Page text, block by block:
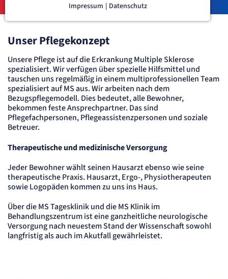
Unser Pflegekonzept
Unsere Pflege ist auf die Erkrankung Multiple Sklerose
spezialisiert. Wir verfügen über spezielle Hilfsmittel und
tauschen uns regelmäßig in einem multiprofessionellen Team
spezialisiert auf MS aus. Wir arbeiten nach dem
Bezugspflegemodell. Dies bedeutet, alle Bewohner,
bekommen feste Ansprechpartner. Das sind
Pflegefachpersonen, Pflegeassistenzpersonen und soziale
Betreuer.
Therapeutische und medizinische Versorgung
Jeder Bewohner wählt seinen Hausarzt ebenso wie seine
therapeutische Praxis. Hausarzt, Ergo-, Physiotherapeuten
sowie Logopäden kommen zu uns ins Haus.
Über die MS Tagesklinik und die MS Klinik im
Behandlungszentrum ist eine ganzheitliche neurologische
Versorgung nach neuestem Stand der Wissenschaft sowohl
langfristig als auch im Akutfall gewährleistet.
NOTWENDIGE COOKIES
Notwendige Cookies ermöglichen
grundlegende Funktionen und sind für
die einwandfreie Funktion der Website
erforderlich.
etracker Sitzungs-Cookie
Name:
et_oi_v2
Anbieter:
etracker GmbH
Opt-In Cookie speichert die Entscheidung des Besuchers, wenn auf der Seite des
Kunden das Tracking Opt-In ausgespielt wird. Wird auch für ein eventuelles Opt-Out
Cookie Laufzeit:
"no" - 50 Jahre, "yes" - 480 Tage
Cookie
Name:
fe_typo_user
Impressum | Datenschutz